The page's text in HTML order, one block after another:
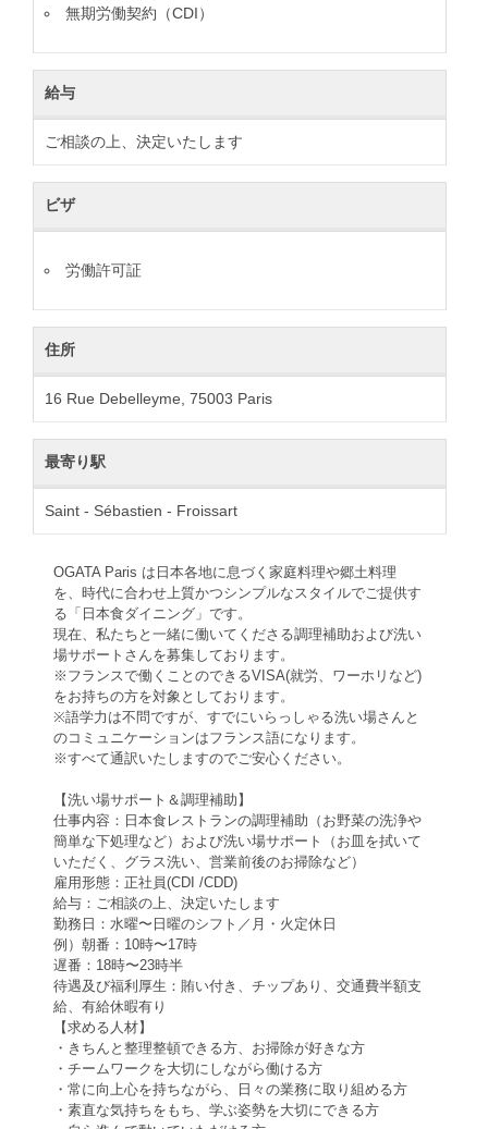
無期労働契約（CDI）
給与
ご相談の上、決定いたします
ビザ
労働許可証
住所
16 Rue Debelleyme, 75003 Paris
最寄り駅
Saint - Sébastien - Froissart
OGATA Paris は日本各地に息づく家庭料理や郷土料理
を、時代に合わせ上質かつシンプルなスタイルでご提供す
る「日本食ダイニング」です。
現在、私たちと一緒に働いてくださる調理補助および洗い
場サポートさんを募集しております。
※フランスで働くことのできるVISA(就労、ワーホリなど)
をお持ちの方を対象としております。
※語学力は不問ですが、すでにいらっしゃる洗い場さんと
のコミュニケーションはフランス語になります。
※すべて通訳いたしますのでご安心ください。
【洗い場サポート＆調理補助】
仕事内容：日本食レストランの調理補助（お野菜の洗浄や
簡単な下処理など）および洗い場サポート（お皿を拭いて
いただく、グラス洗い、営業前後のお掃除など）
雇用形態：正社員(CDI /CDD)
給与：ご相談の上、決定いたします
勤務日：水曜〜日曜のシフト／月・火定休日
例）朝番：10時〜17時
遅番：18時〜23時半
待遇及び福利厚生：賄い付き、チップあり、交通費半額支
給、有給休暇有り
【求める人材】
・きちんと整理整頓できる方、お掃除が好きな方
・チームワークを大切にしながら働ける方
・常に向上心を持ちながら、日々の業務に取り組める方
・素直な気持ちをもち、学ぶ姿勢を大切にできる方